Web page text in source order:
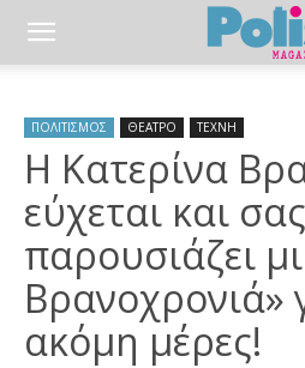
ΠΟΛΙΤΙΣΜΟΣ ΘΕΑΤΡΟ ΤΕΧΝΗ
Η Κατερίνα
εύχεται και σας
παρουσιάζει
Βρανοχρονιά»
ακόμη μέρες!